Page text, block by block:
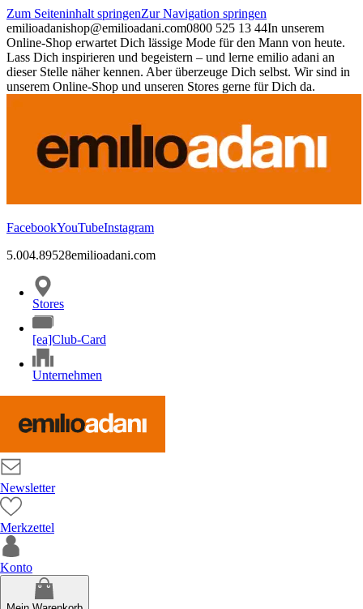
Zum Seiteninhalt springenZur Navigation springen
emilioadanishop@emilioadani.com0800 525 13 44In unserem
Online-Shop erwartet Dich lässige Mode für den Mann von heute.
Lass Dich inspirieren und begeistern – und lerne emilio adani an
dieser Stelle näher kennen. Aber überzeuge Dich selbst. Wir sind in
unserem Online-Shop und unseren Stores gerne für Dich da.
FacebookYouTubeInstagram
5.004.89528emilioadani.com
Stores
[ea]Club-Card
Unternehmen
Newsletter
Merkzettel
Konto